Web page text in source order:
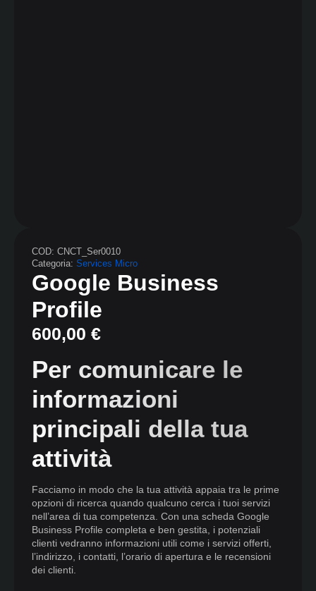
COD: CNCT_Ser0010
Categoria: Services Micro
Google Business
Profile
600,00 €
Per comunicare le
informazioni
principali della tua
attività
Facciamo in modo che la tua attività appaia tra le prime
opzioni di ricerca quando qualcuno cerca i tuoi servizi
nell’area di tua competenza. Con una scheda Google
Business Profile completa e ben gestita, i potenziali
clienti vedranno informazioni utili come i servizi offerti,
l’indirizzo, i contatti, l’orario di apertura e le recensioni
dei clienti.